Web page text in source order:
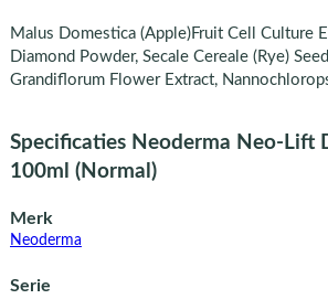
Malus Domestica (Apple)Fruit Cell Culture
Diamond Powder, Secale Cereale (Rye)
Grandiflorum Flower Extract,
Specificaties Neoderma Neo-Lift
100ml (Normal)
Merk
Neoderma
Serie